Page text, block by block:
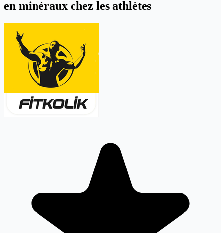
en minéraux chez les athlètes